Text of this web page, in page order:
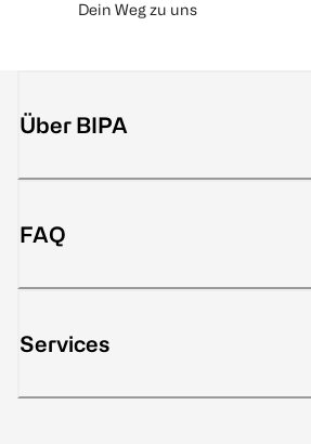
Dein Weg zu uns
Über BIPA
FAQ
Services